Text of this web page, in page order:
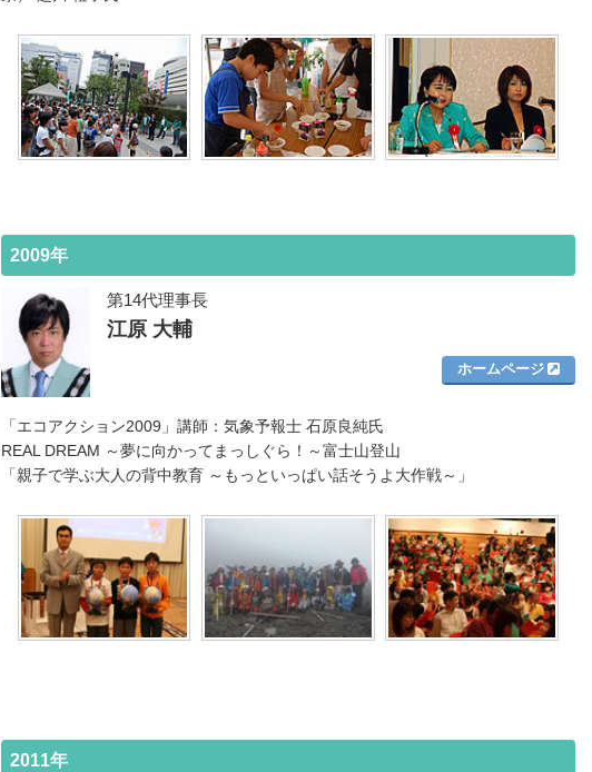
2009年
第14代理事長
江原 大輔
ホームページ
「エコアクション2009」講師：気象予報士 石原良純氏
REAL DREAM ～夢に向かってまっしぐら！～富士山登山
「親子で学ぶ大人の背中教育 ～もっといっぱい話そうよ大作戦～」
2011年